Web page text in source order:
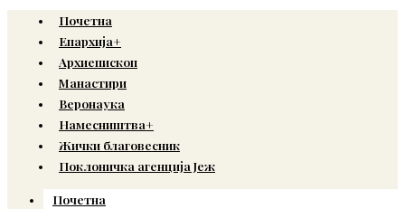
Почетна
Епархија+
Архиепископ
Манастири
Веронаука
Намесништва+
Жички благовесник
Поклоничка агенција Јеж
Почетна